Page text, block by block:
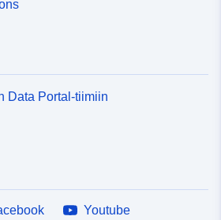
Data Portal-tiimiin
Youtube